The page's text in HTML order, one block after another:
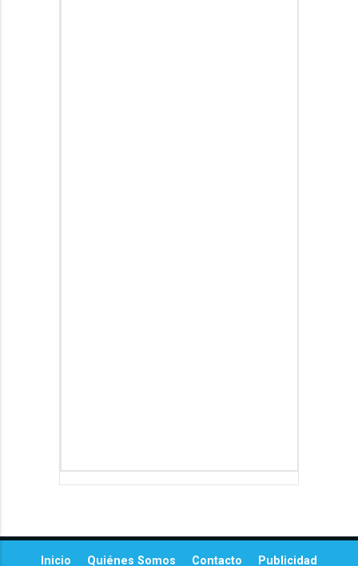
Inicio Quiénes Somos Contacto
Publicidad